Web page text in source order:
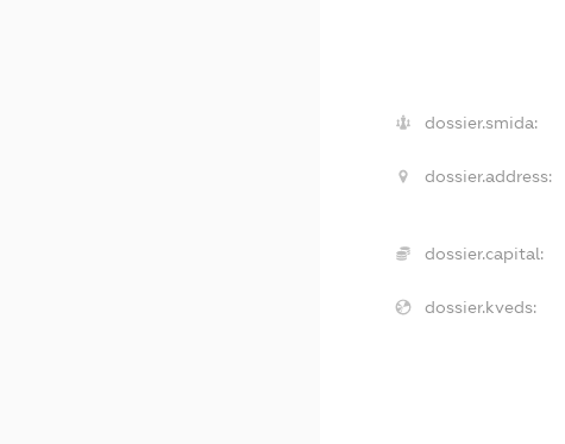
dossier.smida:
dossier.address:
dossier.capital:
dossier.kveds: